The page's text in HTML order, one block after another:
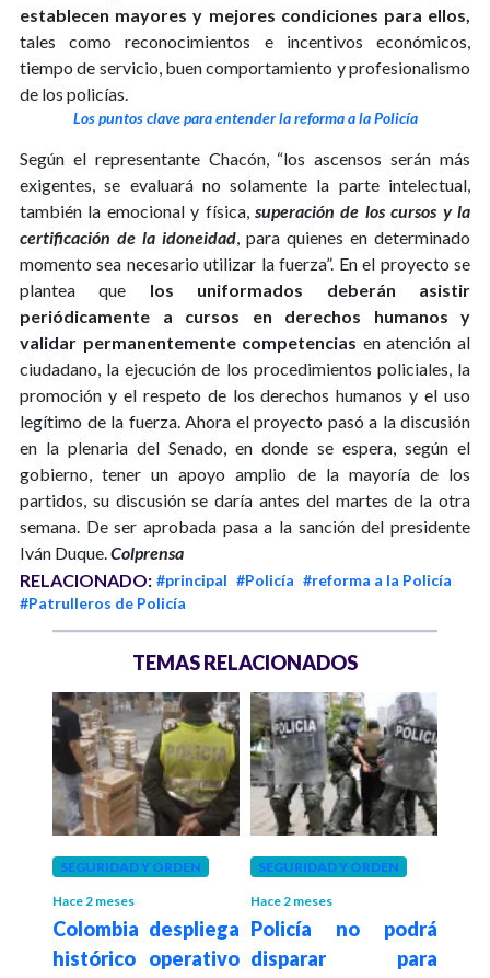
establecen mayores y mejores condiciones para ellos,
tales como reconocimientos e incentivos económicos,
tiempo de servicio, buen comportamiento y profesionalismo
de los policías.
Los puntos clave para entender la reforma a la Policía
Según el representante Chacón, “los ascensos serán más
exigentes, se evaluará no solamente la parte intelectual,
también la emocional y física,superación de los cursos y la
certificación de la idoneidad, para quienes en determinado
momento sea necesario utilizar la fuerza”. En el proyecto se
plantea que los uniformados deberán asistir
periódicamente a cursos en derechos humanos y
validar permanentemente competencias en atención al
ciudadano, la ejecución de los procedimientos policiales, la
promoción y el respeto de los derechos humanos y el uso
legítimo de la fuerza. Ahora el proyecto pasó a la discusión
en la plenaria del Senado, en donde se espera, según el
gobierno, tener un apoyo amplio de la mayoría de los
partidos, su discusión se daría antes del martes de la otra
semana. De ser aprobada pasa a la sanción del presidente
Iván Duque.Colprensa
RELACIONADO: #principal #Policía #reforma a la Policía
#Patrulleros de Policía
TEMAS RELACIONADOS
SEGURIDAD Y ORDEN
Hace 2 meses
Colombia despliega
histórico operativo
SEGURIDAD Y ORDEN
Hace 2 meses
Policía no podrá
disparar para